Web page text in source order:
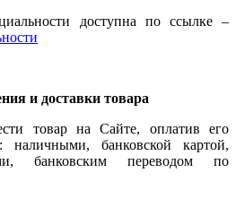
доступна по ссылке –
и доставки товара
товар на Сайте, оплатив его
наличными, банковской картой,
банковским переводом по